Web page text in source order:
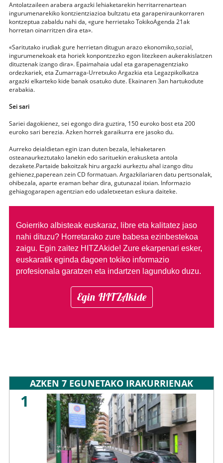
Antolatzaileen arabera argazki lehiaketarekin herritarrenartean
ingurumenarekiko kontzientziazioa bultzatu eta garapeniraunkorraren
kontzeptua zabaldu nahi da, «gure herrietako TokikoAgenda 21ak
horretan oinarritzen dira eta».
«Saritutako irudiak gure herrietan ditugun arazo ekonomiko,sozial,
ingurumenekoak eta horiek konpontzezko egon litezkeen aukerakislatzen
dituztenak izango dira». Epaimahaia udal eta garapenagentziako
ordezkariek, eta Zumarraga-Urretxuko Argazkia eta LegazpikoIkatza
argazki elkarteko kide banak osatuko dute. Ekainaren 3an hartukodute
erabakia.
Sei sari
Sariei dagokienez, sei egongo dira guztira, 150 euroko bost eta 200
euroko sari berezia. Azken horrek garaikurra ere jasoko du.
Aurreko deialdietan egin izan duten bezala, lehiaketaren
osteanaurkeztutako lanekin edo sarituekin erakusketa antola
dezakete.Partaide bakoitzak hiru argazki aurkeztu ahal izango ditu
gehienez,paperean zein CD formatuan. Argazkilariaren datu pertsonalak,
ohibezala, aparte eraman behar dira, gutunazal itxian. Informazio
gehiagogarapen agentzian edo udaletxeetan eskura daiteke.
Goierriko albisteak euskaraz, libre eta kalitatez jaso
nahi dituzu? Horretarako zure babesa ezinbestekoa
zaigu. Egin zaitez HITZAkide! Zure ekarpenari esker,
euskaratik eginda dagoen tokiko informazio
profesionala garatzen eta indartzen lagunduko duzu.
Egin HITZAkide
AZKEN 7 EGUNETAKO IRAKURRIENAK
1